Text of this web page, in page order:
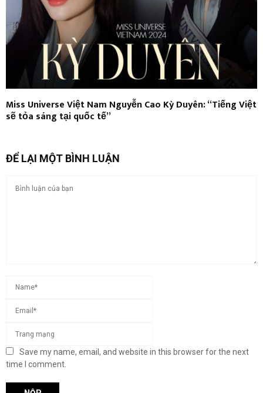
Miss Universe Việt Nam Nguyễn Cao Kỳ Duyên: “Tiếng Việt
sẽ tỏa sáng tại quốc tế”
ĐỂ LẠI MỘT BÌNH LUẬN
Save my name, email, and website in this browser for the next
time I comment.